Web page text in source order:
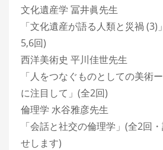
文化遺産学 冨井眞先生
「文化遺産が語る人類と災禍
5,6回)
西洋美術史 平川佳世先生
「人をつなぐものとしての美術
に注目して」(全2回)
倫理学 水谷雅彦先生
「会話と社交の倫理学」(全2回
せします)